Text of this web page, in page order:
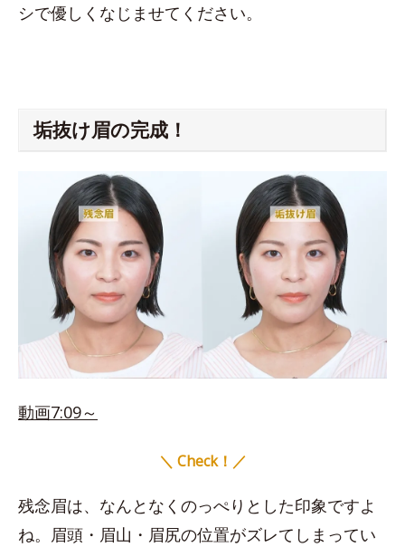
シで優しくなじませてください。
垢抜け眉の完成！
動画7:09～
＼ Check！／
残念眉は、なんとなくのっぺりとした印象ですよ
ね。眉頭・眉山・眉尻の位置がズレてしまってい